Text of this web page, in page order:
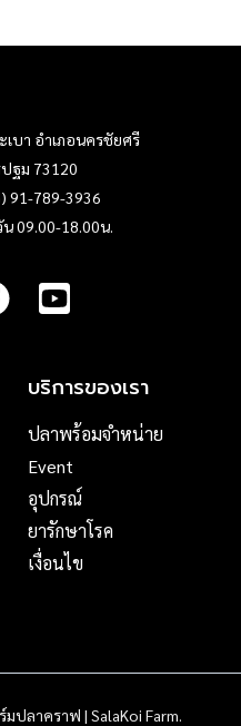
เบา อำเภอนครชัยศรี
ฐม 73120
91-789-3936
น 09.00-18.00น.
บริการของเรา
ปลาพร้อมจำหน่าย
Event
อุปกรณ์
ยารักษาโรค
เงื่อนไข
ปลาคราฟ | SalaKoi Farm.